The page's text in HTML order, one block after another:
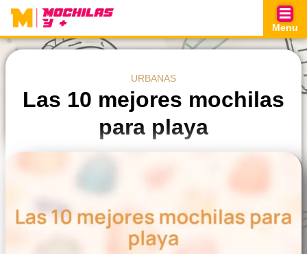
Skip
content
Menu
URBANAS
Las 10 mejores mochilas
para playa